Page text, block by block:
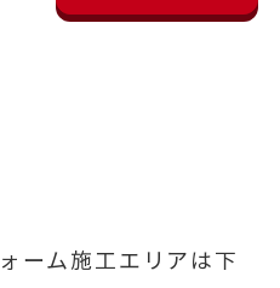
ーム施工エリアは下